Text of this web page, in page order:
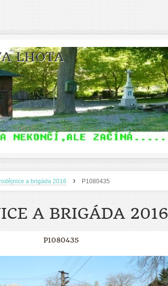
LHOTA
a brigáda 2016 › P1080435
A BRIGÁDA 2016
P1080435